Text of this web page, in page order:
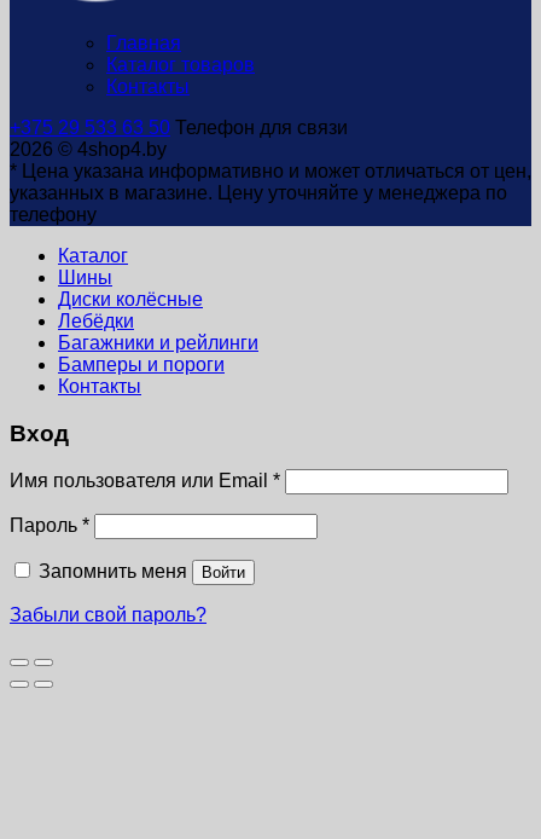
Главная
Каталог товаров
Контакты
+375 29 533 63 50 Телефон для связи
2026 © 4shop4.by
* Цена указана информативно и может отличаться от цен,
указанных в магазине. Цену уточняйте у менеджера по
телефону
Каталог
Шины
Диски колёсные
Лебёдки
Багажники и рейлинги
Бамперы и пороги
Контакты
Вход
Имя пользователя или Email *
Пароль *
Запомнить меня Войти
Забыли свой пароль?